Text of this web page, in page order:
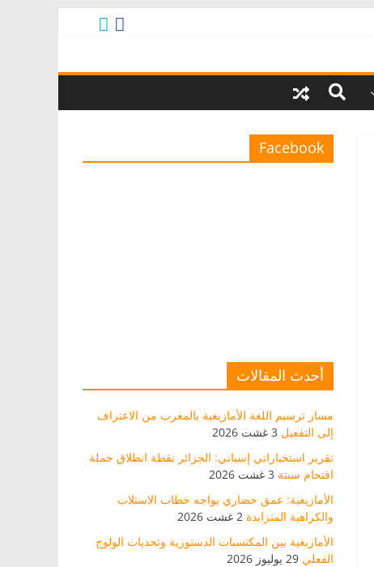
Facebook
أحدث المقالات
مسار ترسيم اللغة الأمازيغية بالمغرب من الاعتراف
إلى التفعيل 3 غشت 2026
تقرير استخباراتي إسباني: الجزائر نقطة انطلاق حملة
اقتحام سبتة 3 غشت 2026
الأمازيغية: عمق حضاري يواجه خطاب الاستلاب
والكراهية المتزايدة 2 غشت 2026
الأمازيغية بين المكتسبات الدستورية وتحديات الولوج
الفعلي 29 يوليوز 2026